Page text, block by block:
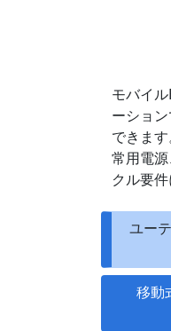
モバイ
ーショ
できま
常用電
クル要
ユー
移動